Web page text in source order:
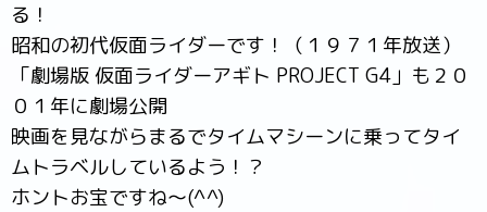
る！
昭和の初代仮面ライダーです！（１９７１年放送）
「劇場版 仮面ライダーアギト PROJECT G4」も２０
０１年に劇場公開
映画を見ながらまるでタイムマシーンに乗ってタイ
ムトラベルしているよう！？
ホントお宝ですね～(^^)